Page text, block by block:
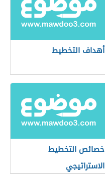
أهداف التخطيط
خصائص التخطيط
الاستراتيجي